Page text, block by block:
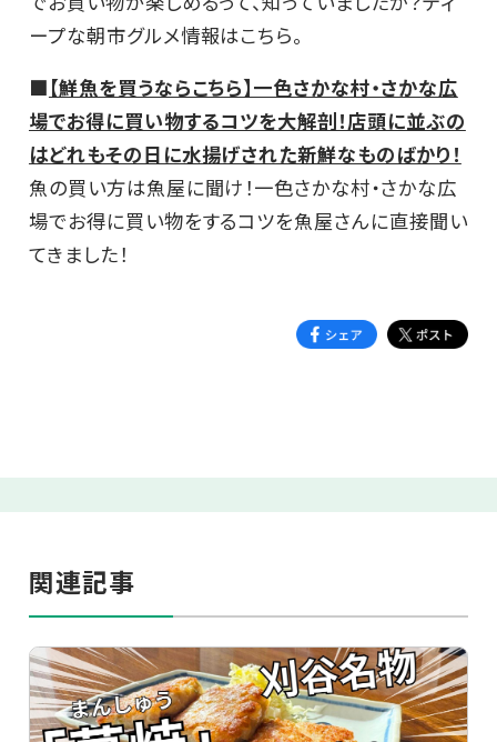
ープな朝市グルメ情報はこちら。
■ 【鮮魚を買うならこちら】一色さかな村・さかな広
場でお得に買い物するコツを大解剖！店頭に並ぶの
はどれもその日に水揚げされた新鮮なものばかり！
魚の買い方は魚屋に聞け！一色さかな村・さかな広
場でお得に買い物をするコツを魚屋さんに直接聞い
てきました！
関連記事